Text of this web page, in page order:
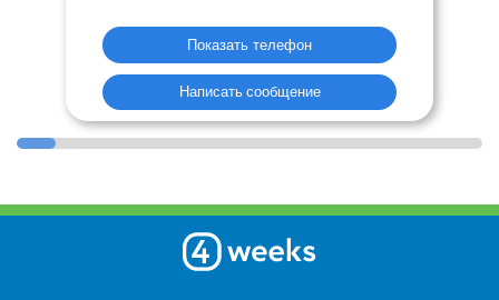
Показать телефон
Написать сообщение